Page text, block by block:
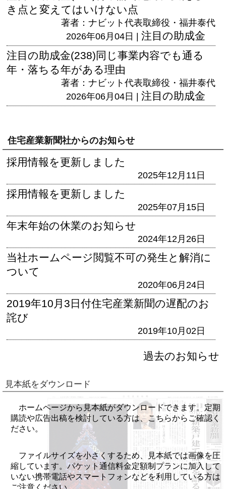
き点と変えてはいけない点
著者：ナビット代表取締役・福井泰代
2026年06月04日 | 注目の助成金
注目の助成金(238)同じ事業内容でも通る
年・落ちる年がある理由
著者：ナビット代表取締役・福井泰代
2026年06月04日 | 注目の助成金
住宅産業新聞社からのお知らせ
採用情報を更新しました
2025年12月11日
採用情報を更新しました
2025年07月15日
年末年始の休業のお知らせ
2024年12月26日
当社ホームページ閲覧不可の発生と解消に
ついて
2020年06月24日
2019年10月3日付住宅産業新聞の遅配のお
詫び
2019年10月02日
過去のお知らせ
見本紙をダウンロード
ホームページから見本紙がダウンロードできます。定期
購読や広告出稿を検討している方は、こちらからご確認く
ださい。
ファイルサイズを小さくするため、見本紙では画像を圧
縮しています。パケット通信料金定額制プランに加入して
いない携帯電話やスマートフォンなどを利用している方は
ご注意ください。